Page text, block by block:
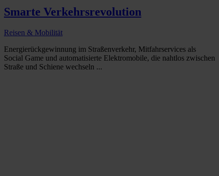
Smarte Verkehrsrevolution
Reisen & Mobilität
Energierückgewinnung im Straßenverkehr, Mitfahrservices als
Social Game und automatisierte Elektromobile, die nahtlos zwischen
Straße und Schiene wechseln ...